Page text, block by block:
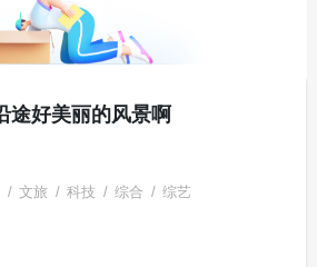
途好美丽的风景啊
/ 文旅 / 科技 / 综合 / 综艺